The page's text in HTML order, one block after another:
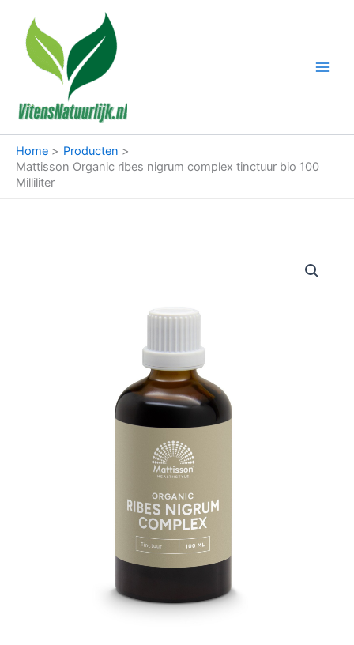
inhoud
Home
Producten
Mattisson Organic ribes nigrum complex tinctuur bio 100
Milliliter